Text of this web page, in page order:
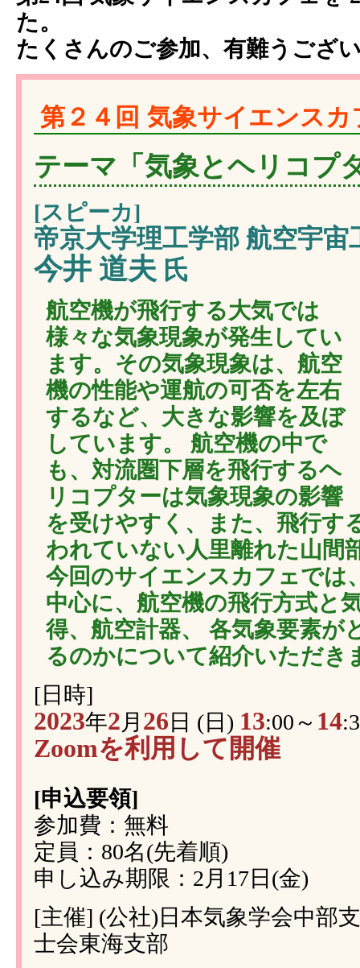
た。
たくさんのご参加、有難うござ
第２４回 気象サイエンス
テーマ「気象とヘリコプ
[スピーカ]
帝京大学理工学部 航空宇宙
今井 道夫 氏
航空機が飛行する大気では
様々な気象現象が発生してい
ます。その気象現象は、航空
機の性能や運航の可否を左右
するなど、大きな影響を及ぼ
しています。 航空機の中で
も、対流圏下層を飛行するヘ
リコプターは気象現象の影響
を受けやすく、また、飛行す
われていない人里離れた山間
今回のサイエンスカフェでは
中心に、航空機の飛行方式と
得、航空計器、 各気象要素が
るのかについて紹介いただき
[日時]
2023年2月 26 日 (日) 13:00～ 14
Zoomを利用して開催
[申込要領]
参加費：無料
定員：80名(先着順)
申し込み期限：2月17日(金)
[主催] (公社)日本気象学会中部
士会東海支部